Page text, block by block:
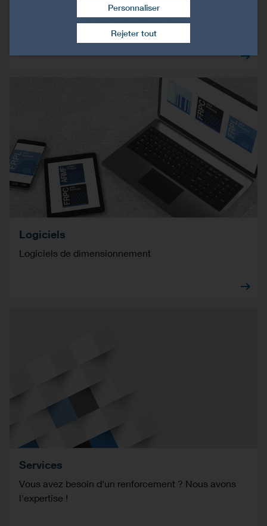
en vous fournissant des fiches techniques, des textes
de soumission et des instructions d'application
Logiciels
Logiciels de dimensionnement
Services
Vous avez besoin d'un renforcement ? Nous avons
l'expertise !
Rejeter tout
Retirer le consentement
Personnaliser